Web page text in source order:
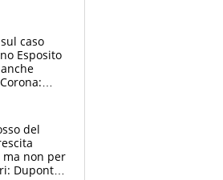
caso
Esposito
del
ma non per
Dupont